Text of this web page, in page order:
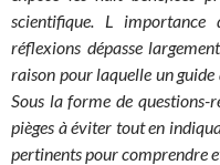
scientifique. L
réflexions dépasse
raison pour laquelle un guide
Sous la forme de questions-
pièges à éviter tout en
pertinents pour comprendre